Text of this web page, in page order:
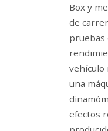
Box y
de
pruebas
vehículo
una
efectos